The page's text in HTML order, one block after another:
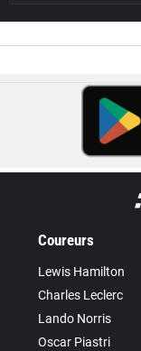
Coureurs
Lewis Hamilton
Charles Leclerc
Lando Norris
Oscar Piastri